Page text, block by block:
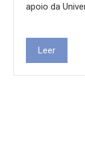
apoio da
Leer